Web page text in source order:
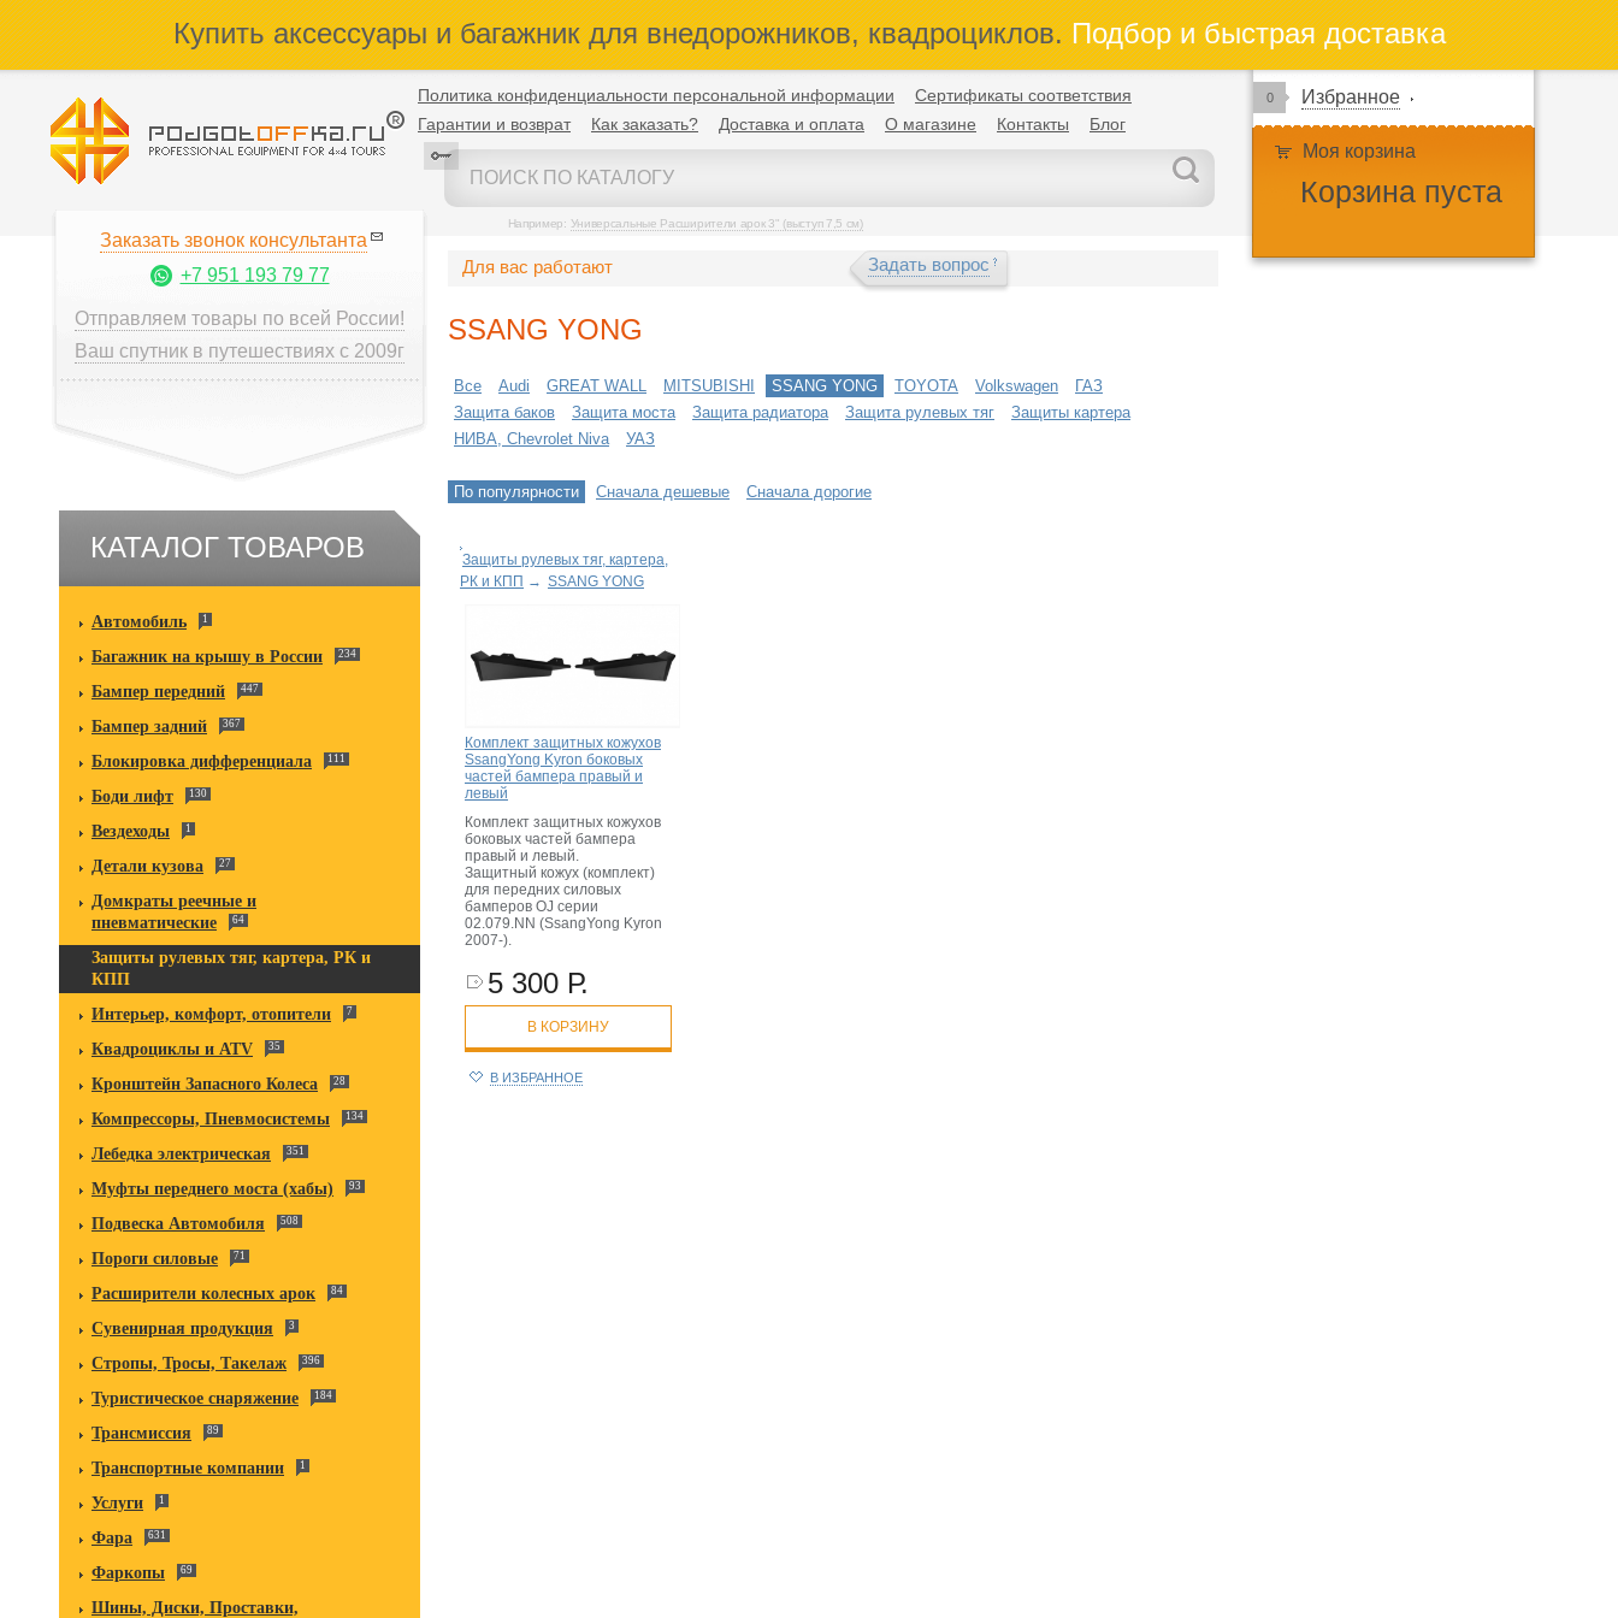
Купить аксессуары и багажник для внедорожников, квадроциклов.Подбор и быстрая доставка
Политика конфиденциальности персональной информации
Сертификаты соответствия
Гарантии и возврат
Как заказать? Доставка и оплата О магазине Контакты Блог
Например: Универсальные Расширители арок 3" (выступ 7,5 см)
0 Избранное
Моя корзина
Корзина пуста
Заказать звонок консультанта
+7 951 193 79 77
Отправляем товары по всей России!
Ваш спутник в путешествиях с 2009г
КАТАЛОГ ТОВАРОВ
Автомобиль 1
Багажник на крышу в России 234
Бампер передний 447
Бампер задний 367
Блокировка дифференциала 111
Боди лифт 130
Вездеходы 1
Детали кузова 27
Домкраты реечные и
пневматические
64
Защиты рулевых тяг, картера, РК и
КПП
Интерьер, комфорт, отопители
7
Квадроциклы и ATV 35
Кронштейн Запасного Колеса 28
Компрессоры, Пневмосистемы 134
Лебедка электрическая 351
Муфты переднего моста (хабы) 93
Подвеска Автомобиля 508
Пороги силовые 71
Расширители колесных арок 84
Сувенирная продукция 3
Стропы, Тросы, Такелаж 396
Туристическое снаряжение 184
Трансмиссия 89
Транспортные компании 1
Услуги 1
Фара 631
Фаркопы 69
Шины, Диски, Проставки,
Для вас работают Задать вопрос
SSANG YONG
Все Audi GREAT WALL MITSUBISHI SSANG YONG TOYOTA Volkswagen
ГАЗ
Защита баков
Защита моста Защита радиатора Защита рулевых тяг
Защиты картера
НИВА, Chevrolet Niva
УАЗ
По популярности Сначала дешевые Сначала дорогие
Защиты рулевых тяг, картера,
РК и КПП → SSANG YONG
Комплект защитных кожухов
SsangYong Kyron боковых
частей бампера правый и
левый
Комплект защитных кожухов
боковых частей бампера
правый и левый.
Защитный кожух (комплект)
для передних силовых
бамперов OJ серии
02.079.NN (SsangYong Kyron
2007-).
5 300 Р.
В КОРЗИНУ
В ИЗБРАННОЕ